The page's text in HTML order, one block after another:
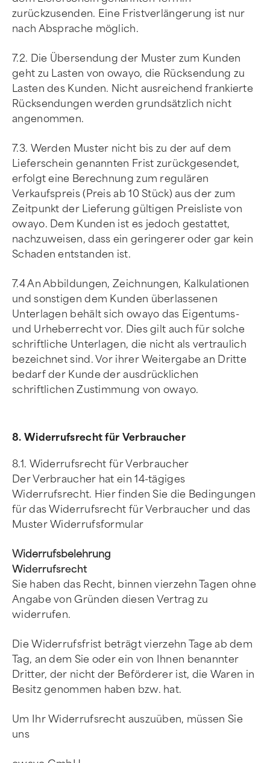
zurückzusenden. Eine Fristverlängerung ist nur
nach Absprache möglich.
7.2. Die Übersendung der Muster zum Kunden
geht zu Lasten von owayo, die Rücksendung zu
Lasten des Kunden. Nicht ausreichend frankierte
Rücksendungen werden grundsätzlich nicht
angenommen.
7.3. Werden Muster nicht bis zu der auf dem
Lieferschein genannten Frist zurückgesendet,
erfolgt eine Berechnung zum regulären
Verkaufspreis (Preis ab 10 Stück) aus der zum
Zeitpunkt der Lieferung gültigen Preisliste von
owayo. Dem Kunden ist es jedoch gestattet,
nachzuweisen, dass ein geringerer oder gar kein
Schaden entstanden ist.
7.4 An Abbildungen, Zeichnungen, Kalkulationen
und sonstigen dem Kunden überlassenen
Unterlagen behält sich owayo das Eigentums-
und Urheberrecht vor. Dies gilt auch für solche
schriftliche Unterlagen, die nicht als vertraulich
bezeichnet sind. Vor ihrer Weitergabe an Dritte
bedarf der Kunde der ausdrücklichen
schriftlichen Zustimmung von owayo.
8. Widerrufsrecht für Verbraucher
8.1. Widerrufsrecht für Verbraucher
Der Verbraucher hat ein 14-tägiges
Widerrufsrecht. Hier finden Sie die Bedingungen
für das Widerrufsrecht für Verbraucher und das
Muster Widerrufsformular
Widerrufsbelehrung
Widerrufsrecht
Sie haben das Recht, binnen vierzehn Tagen ohne
Angabe von Gründen diesen Vertrag zu
widerrufen.
Die Widerrufsfrist beträgt vierzehn Tage ab dem
Tag, an dem Sie oder ein von Ihnen benannter
Dritter, der nicht der Beförderer ist, die Waren in
Besitz genommen haben bzw. hat.
Um Ihr Widerrufsrecht auszuüben, müssen Sie
uns